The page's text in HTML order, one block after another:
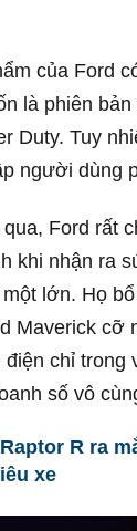
của Ford
là phiên
Duty. Tuy
người dùng
Ford rất
khi nhận ra
lớn. Họ
Maverick cỡ
điện chỉ trong
số vô
R ra
xe